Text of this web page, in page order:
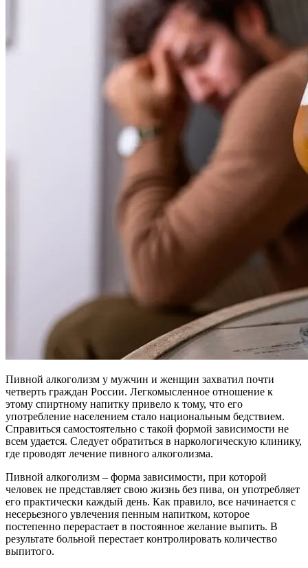
Пивной алкоголизм у мужчин и женщин захватил почти
четверть граждан России. Легкомысленное отношение к
этому спиртному напитку привело к тому, что его
употребление населением стало национальным бедствием.
Справиться самостоятельно с такой формой зависимости не
всем удается. Следует обратиться в наркологическую клинику,
где проводят лечение пивного алкоголизма.
Пивной алкоголизм – форма зависимости, при которой
человек не представляет свою жизнь без пива, он употребляет
его практически каждый день. Как правило, все начинается с
несерьезного увлечения пенным напитком, которое
постепенно перерастает в постоянное желание выпить. В
результате больной перестает контролировать количество
выпитого.